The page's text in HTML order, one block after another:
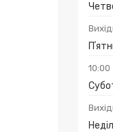
10:00